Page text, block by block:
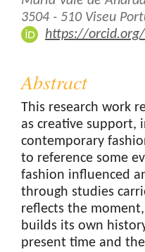
3504 - 510 Viseu
https://orcid.org/
Abstract
This research work
as creative support,
contemporary
to reference some
fashion influenced
through studies
reflects the
builds its own
present time and